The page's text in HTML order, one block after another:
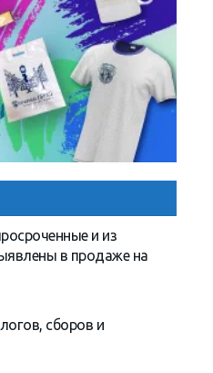
и из
в продаже на
сборов и